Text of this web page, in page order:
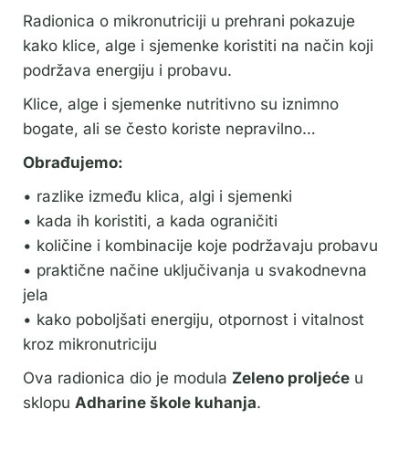
Radionica o mikronutriciji u prehrani pokazuje
kako klice, alge i sjemenke koristiti na način koji
podržava energiju i probavu.
Klice, alge i sjemenke nutritivno su iznimno
bogate, ali se često koriste nepravilno…
Obrađujemo:
• razlike između klica, algi i sjemenki
• kada ih koristiti, a kada ograničiti
• količine i kombinacije koje podržavaju probavu
• praktične načine uključivanja u svakodnevna
jela
• kako poboljšati energiju, otpornost i vitalnost
kroz mikronutriciju
Ova radionica dio je modula Zeleno proljeće u
sklopu Adharine škole kuhanja.